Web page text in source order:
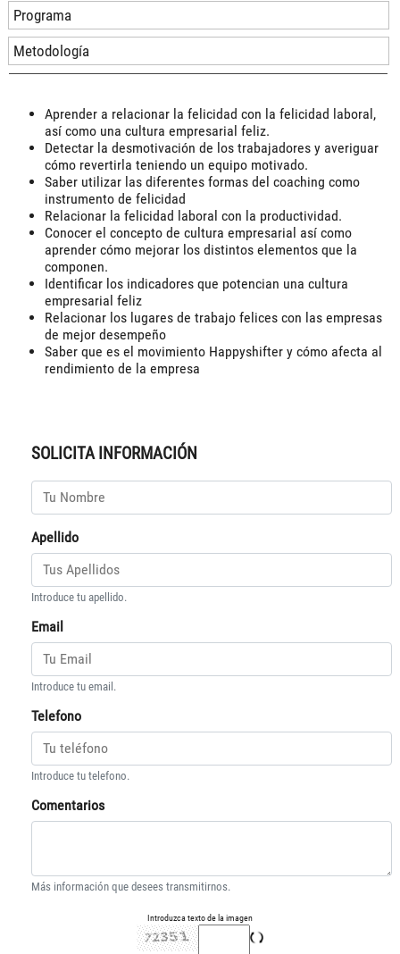
Programa
Metodología
Aprender a relacionar la felicidad con la felicidad laboral,
así como una cultura empresarial feliz.
Detectar la desmotivación de los trabajadores y averiguar
cómo revertirla teniendo un equipo motivado.
Saber utilizar las diferentes formas del coaching como
instrumento de felicidad
Relacionar la felicidad laboral con la productividad.
Conocer el concepto de cultura empresarial así como
aprender cómo mejorar los distintos elementos que la
componen.
Identificar los indicadores que potencian una cultura
empresarial feliz
Relacionar los lugares de trabajo felices con las empresas
de mejor desempeño
Saber que es el movimiento Happyshifter y cómo afecta al
rendimiento de la empresa
SOLICITA INFORMACIÓN
Apellido
Introduce tu apellido.
Email
Introduce tu email.
Telefono
Introduce tu telefono.
Comentarios
Más información que desees transmitirnos.
Introduzca texto de la imagen